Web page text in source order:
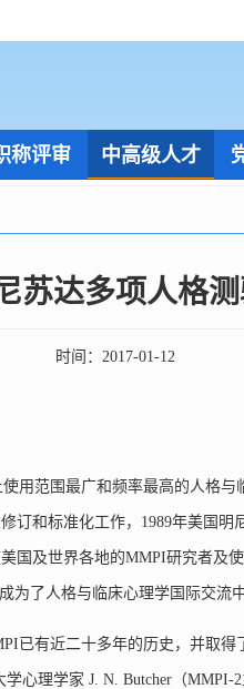
称评审 中高级人才
苏达多项人格
时间： 2017-01-12
用范围最广和频率最高的人格与
订和标准化工作，1989年美国
国及世界各地的MMPI研究者及
了人格与临床心理学国际交流
已有近二十多年的历史，并取得
心理学家 J. N. Butcher（